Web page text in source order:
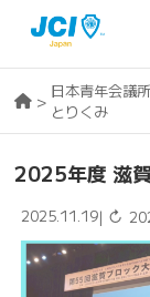
> 日本青年会議
とりくみ
2025年度 滋
2025.11.19| ↻